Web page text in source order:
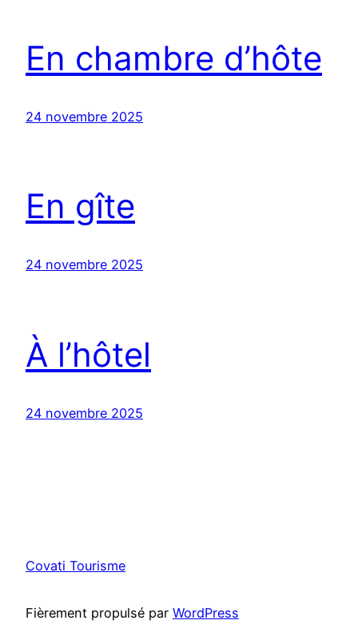
En chambre d’hôte
24 novembre 2025
En gîte
24 novembre 2025
À l’hôtel
24 novembre 2025
Covati Tourisme
Fièrement propulsé par WordPress